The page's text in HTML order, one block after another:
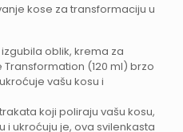
kose za transformaciju u
oblik, krema za
(120 ml) brzo
vašu kosu i
koji poliraju vašu kosu,
i ukroćuju je, ova svilenkasta